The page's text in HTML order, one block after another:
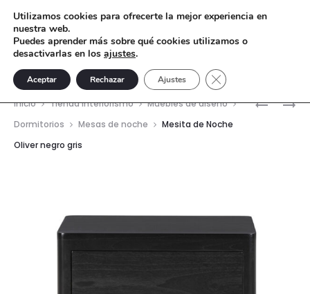
MESITA
MESITA
Inicio Tienda interiorismo
Muebles de diseño
Dormitorios
Mesas de noche
Mesita de Noche
Oliver negro gris
Utilizamos cookies para ofrecerte la mejor experiencia en
nuestra web.
Puedes aprender más sobre qué cookies utilizamos o
desactivarlas en los ajustes.
Aceptar Rechazar Ajustes Cerrar el banner de